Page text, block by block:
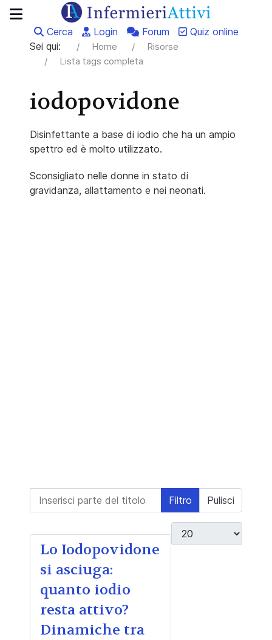
Cerca Login Forum
Quiz online
Sei qui:
Home
Risorse
Lista tags completa
iodopovidone
Disinfettante a base di iodio che ha un ampio
spettro ed è molto utilizzato.
Sconsigliato nelle donne in stato di
gravidanza, allattamento e nei neonati.
Inserisci parte del titolo Filtro Pulisci
Visualizza #
Lo Iodopovidone
si asciuga:
quanto iodio
resta attivo?
Dinamiche tra